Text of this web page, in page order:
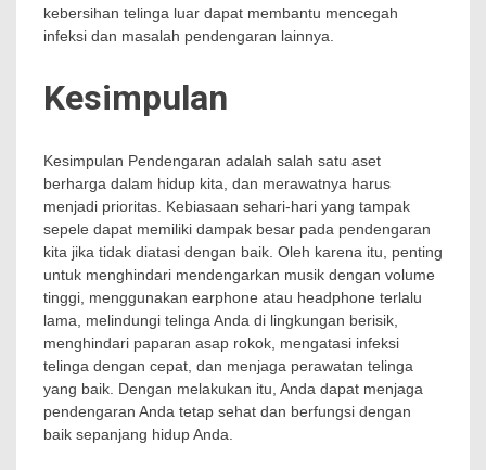
kebersihan telinga luar dapat membantu mencegah
infeksi dan masalah pendengaran lainnya.
Kesimpulan
Kesimpulan Pendengaran adalah salah satu aset
berharga dalam hidup kita, dan merawatnya harus
menjadi prioritas. Kebiasaan sehari-hari yang tampak
sepele dapat memiliki dampak besar pada pendengaran
kita jika tidak diatasi dengan baik. Oleh karena itu, penting
untuk menghindari mendengarkan musik dengan volume
tinggi, menggunakan earphone atau headphone terlalu
lama, melindungi telinga Anda di lingkungan berisik,
menghindari paparan asap rokok, mengatasi infeksi
telinga dengan cepat, dan menjaga perawatan telinga
yang baik. Dengan melakukan itu, Anda dapat menjaga
pendengaran Anda tetap sehat dan berfungsi dengan
baik sepanjang hidup Anda.